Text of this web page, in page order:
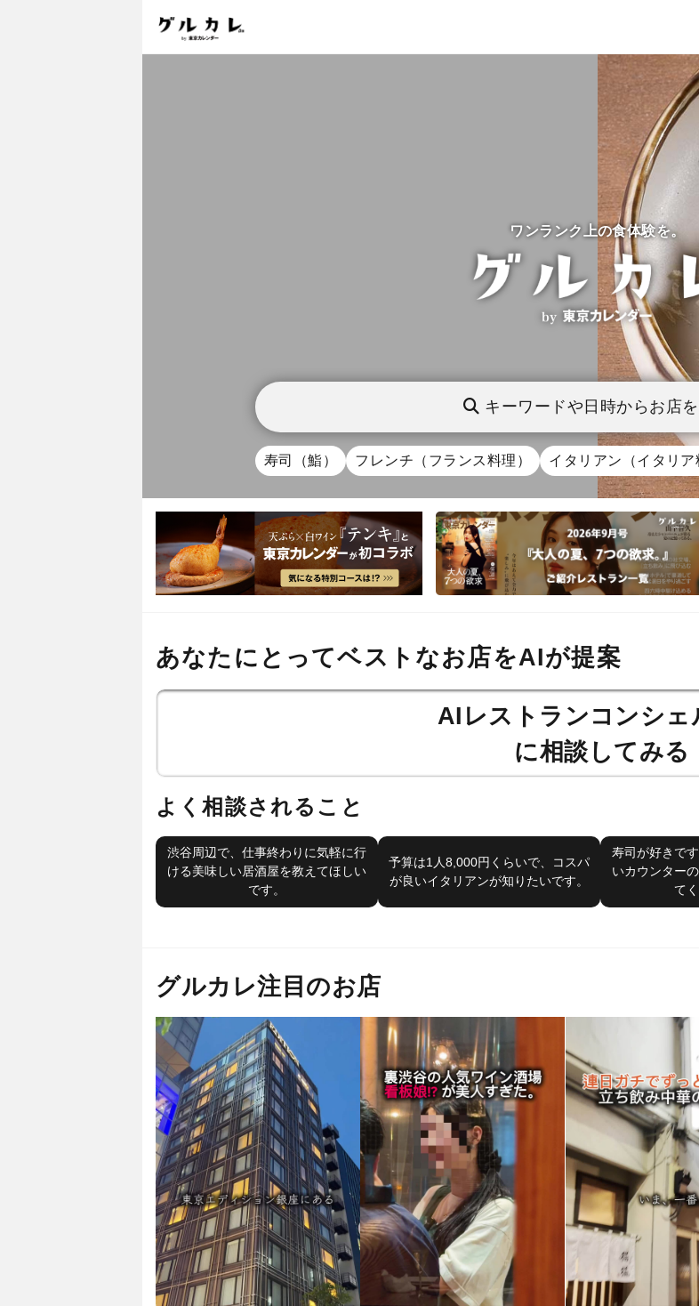
ワンランク上の食体験を。
キーワードや日時からお店
寿司（鮨） フレンチ（フランス料理） イタリアン（イタリア
あなたにとってベストなお店をAIが提案
AIレストランコンシェ
に相談してみる
よく相談されること
渋谷周辺で、仕事終わりに気軽に行
ける美味しい居酒屋を教えてほしい
です。
予算は1人8,000円くらいで、コスパ
が良いイタリアンが知りたいです。
寿司が好きで
いカウンター
て
グルカレ注目のお店